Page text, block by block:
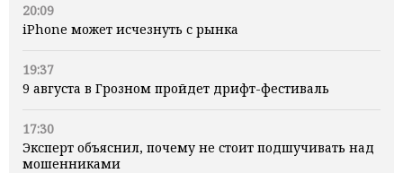
20:09
iPhone может исчезнуть с рынка
19:37
9 августа в Грозном пройдет дрифт-фестиваль
17:30
Эксперт объяснил, почему не стоит подшучивать над
мошенниками